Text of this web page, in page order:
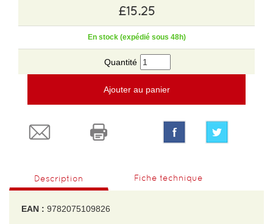
£15.25
En stock (expédié sous 48h)
Quantité
Ajouter au panier
Description Fiche technique
EAN : 9782075109826